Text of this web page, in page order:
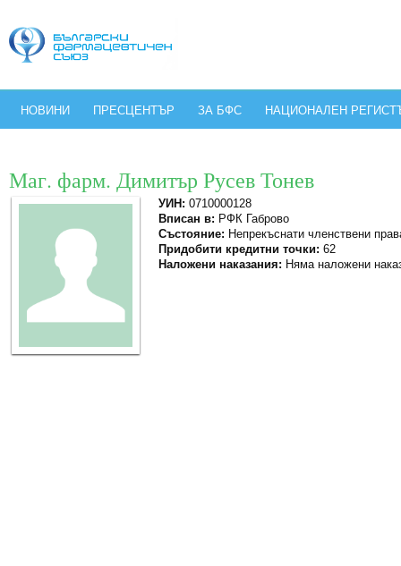
НОВИНИ ПРЕСЦЕНТЪР ЗА БФС НАЦИОНАЛЕН
Маг. фарм. Димитър Русев Тонев
УИН: 0710000128
Вписан в: РФК Габрово
Състояние: Непрекъснати членствени
Придобити кредитни точки: 62
Наложени наказания: Няма наложени